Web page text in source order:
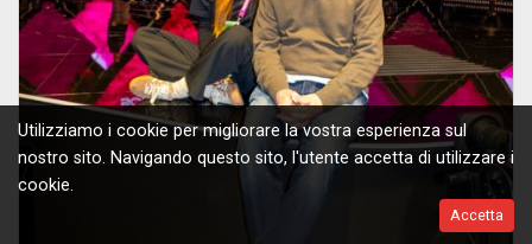
Utilizziamo i cookie per migliorare la vostra esperienza sul
nostro sito. Navigando questo sito, l'utente accetta di utilizzare i
cookie.
Accetta